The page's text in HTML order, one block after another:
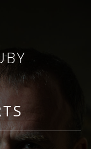
– COMPOSITEUR